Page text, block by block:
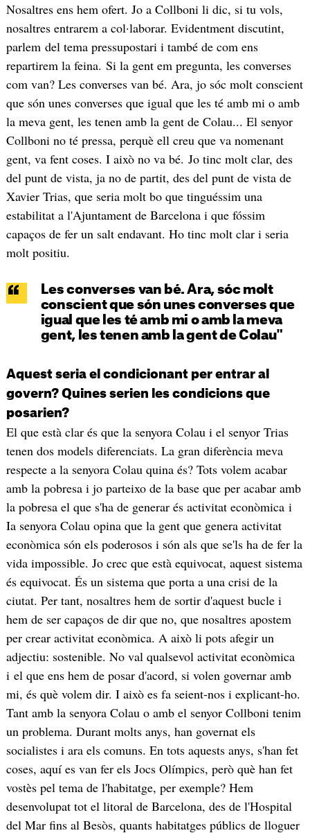
Nosaltres ens hem ofert. Jo a Collboni li dic, si tu vols,
nosaltres entrarem a col·laborar. Evidentment discutint,
parlem del tema pressupostari i també de com ens
repartirem la feina. Si la gent em pregunta, les converses
com van? Les converses van bé. Ara, jo sóc molt conscient
que són unes converses que igual que les té amb mi o amb
la meva gent, les tenen amb la gent de Colau... El senyor
Collboni no té pressa, perquè ell creu que va nomenant
gent, va fent coses. I això no va bé. Jo tinc molt clar, des
del punt de vista, ja no de partit, des del punt de vista de
Xavier Trias, que seria molt bo que tinguéssim una
estabilitat a l'Ajuntament de Barcelona i que fóssim
capaços de fer un salt endavant. Ho tinc molt clar i seria
molt positiu.
Les converses van bé. Ara, sóc molt
conscient que són unes converses que
igual que les té amb mi o amb la meva
gent, les tenen amb la gent de Colau"
Aquest seria el condicionant per entrar al
govern? Quines serien les condicions que
posarien?
El que està clar és que la senyora Colau i el senyor Trias
tenen dos models diferenciats. La gran diferència meva
respecte a la senyora Colau quina és? Tots volem acabar
amb la pobresa i jo parteixo de la base que per acabar amb
la pobresa el que s'ha de generar és activitat econòmica i
Ia senyora Colau opina que la gent que genera activitat
econòmica són els poderosos i són als que se'ls ha de fer la
vida impossible. Jo crec que està equivocat, aquest sistema
és equivocat. És un sistema que porta a una crisi de la
ciutat. Per tant, nosaltres hem de sortir d'aquest bucle i
hem de ser capaços de dir que no, que nosaltres apostem
per crear activitat econòmica. A això li pots afegir un
adjectiu: sostenible. No val qualsevol activitat econòmica
i el que ens hem de posar d'acord, si volen governar amb
mi, és què volem dir. I això es fa seient-nos i explicant-ho.
Tant amb la senyora Colau o amb el senyor Collboni tenim
un problema. Durant molts anys, han governat els
socialistes i ara els comuns. En tots aquests anys, s'han fet
coses, aquí es van fer els Jocs Olímpics, però què han fet
vostès pel tema de l'habitatge, per exemple? Hem
desenvolupat tot el litoral de Barcelona, des de l'Hospital
del Mar fins al Besòs, quants habitatges públics de lloguer